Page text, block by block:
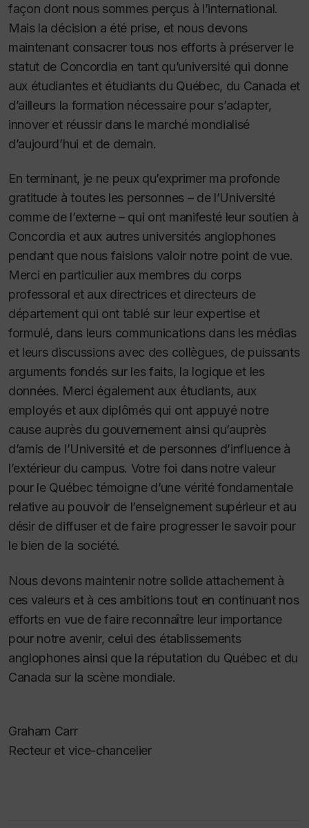
façon dont nous sommes perçus à l’international.
Mais la décision a été prise, et nous devons
maintenant consacrer tous nos efforts à préserver le
statut de Concordia en tant qu’université qui donne
aux étudiantes et étudiants du Québec, du Canada et
d’ailleurs la formation nécessaire pour s’adapter,
innover et réussir dans le marché mondialisé
d’aujourd’hui et de demain.
En terminant, je ne peux qu’exprimer ma profonde
gratitude à toutes les personnes – de l’Université
comme de l’externe – qui ont manifesté leur soutien à
Concordia et aux autres universités anglophones
pendant que nous faisions valoir notre point de vue.
Merci en particulier aux membres du corps
professoral et aux directrices et directeurs de
département qui ont tablé sur leur expertise et
formulé, dans leurs communications dans les médias
et leurs discussions avec des collègues, de puissants
arguments fondés sur les faits, la logique et les
données. Merci également aux étudiants, aux
employés et aux diplômés qui ont appuyé notre
cause auprès du gouvernement ainsi qu’auprès
d’amis de l’Université et de personnes d’influence à
l’extérieur du campus. Votre foi dans notre valeur
pour le Québec témoigne d’une vérité fondamentale
relative au pouvoir de l’enseignement supérieur et au
désir de diffuser et de faire progresser le savoir pour
le bien de la société.
Nous devons maintenir notre solide attachement à
ces valeurs et à ces ambitions tout en continuant nos
efforts en vue de faire reconnaître leur importance
pour notre avenir, celui des établissements
anglophones ainsi que la réputation du Québec et du
Canada sur la scène mondiale.
Graham Carr
Recteur et vice-chancelier